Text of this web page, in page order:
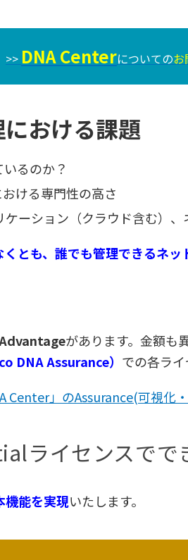
>> DNA Centerについてのお
おける課題
るのか？
ける専門性の高さ
ーション（クラウド含む）
とも、誰でも管理できるネッ
があります。金額も
DNA Assurance） での各ラ
Center」のAssurance(可視化
ライセンスでで
機能を実現いたします。